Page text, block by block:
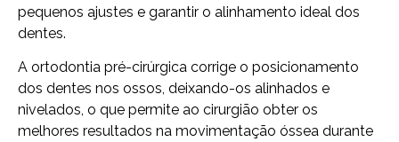
pequenos ajustes e garantir o alinhamento ideal dos
dentes.
A ortodontia pré-cirúrgica corrige o posicionamento
dos dentes nos ossos, deixando-os alinhados e
nivelados, o que permite ao cirurgião obter os
melhores resultados na movimentação óssea durante